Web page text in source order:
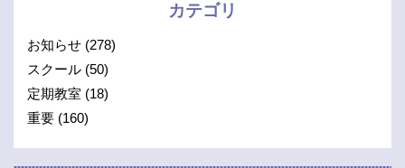
カテゴリ
お知らせ (278)
スクール (50)
定期教室 (18)
重要 (160)